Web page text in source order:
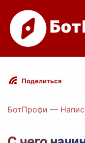
Режимы бота
Цены
Поделиться
БотПрофи —